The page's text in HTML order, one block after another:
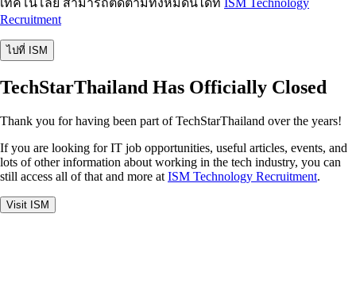
Recruitment
ไปที่ ISM
TechStarThailand Has Officially Closed
Thank you for having been part of TechStarThailand over the years!
If you are looking for IT job opportunities, useful articles, events, and
lots of other information about working in the tech industry, you can
still access all of that and more at ISM Technology Recruitment.
Visit ISM